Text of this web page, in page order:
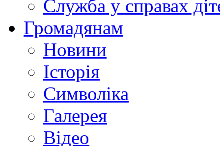
Служба у справах
Громадянам
Новини
Історія
Символіка
Галерея
Відео